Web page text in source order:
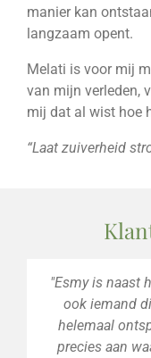
manier kan
langzaam opent.
Melati is voor mij
van mijn verleden,
mij dat al wist hoe
“Laat zuiverheid
"Esmy is naast
ook iemand
helemaal
precies aan